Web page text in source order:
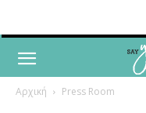
Αρχική Press Room